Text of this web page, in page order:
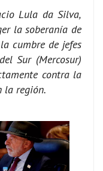
Lula da Silva,
la soberanía de
cumbre de jefes
Sur (Mercosur)
contra la
la región.